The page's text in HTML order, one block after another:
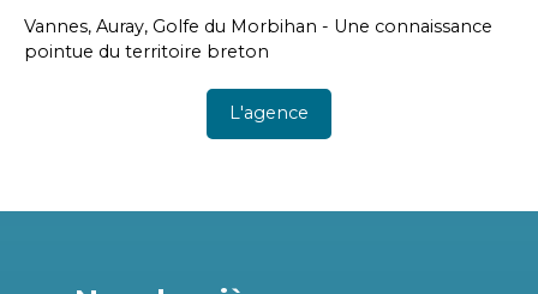
Vannes, Auray, Golfe du Morbihan - Une connaissance
pointue du territoire breton
L'agence